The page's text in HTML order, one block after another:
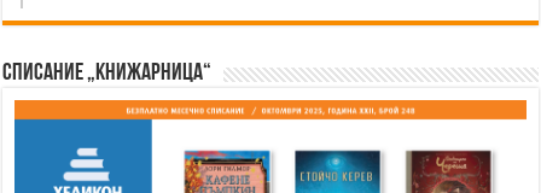
Списание „Книжарница“